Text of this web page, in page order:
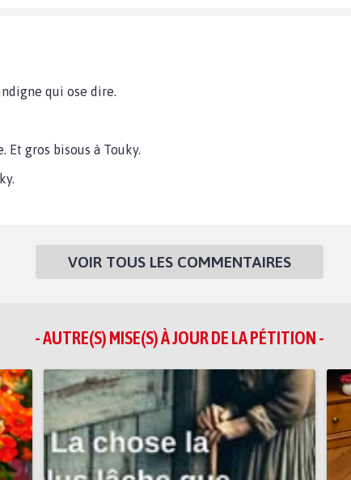
qui ose dire.
Et gros bisous à Touky.
VOIR TOUS LES COMMENTAIRES
- AUTRE(S) MISE(S) À JOUR DE LA PÉTITION -